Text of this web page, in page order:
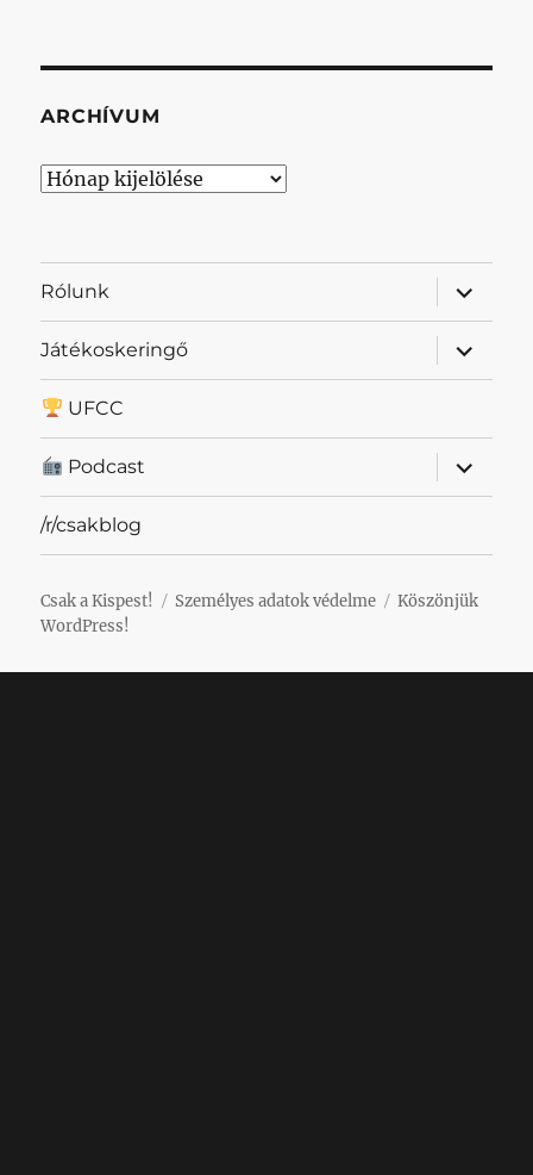
ARCHÍVUM
Archívum
Rólunk
almenü
Játékoskeringő
almenü
UFCC
Podcast
almenü
/r/csakblog
Csak a Kispest! Személyes adatok védelme
Köszönjük
WordPress!